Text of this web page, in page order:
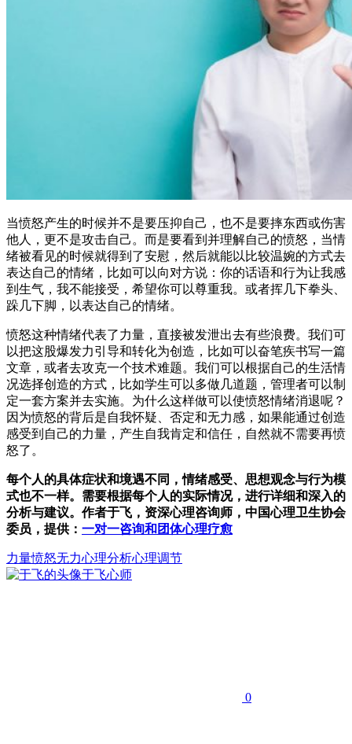
当愤怒产生的时候并不是要压抑自己，也不是要摔东西或伤害
他人，更不是攻击自己。而是要看到并理解自己的愤怒，当情
绪被看见的时候就得到了安慰，然后就能以比较温婉的方式去
表达自己的情绪，比如可以向对方说：你的话语和行为让我感
到生气，我不能接受，希望你可以尊重我。或者挥几下拳头、
跺几下脚，以表达自己的情绪。
愤怒这种情绪代表了力量，直接被发泄出去有些浪费。我们可
以把这股爆发力引导和转化为创造，比如可以奋笔疾书写一篇
文章，或者去攻克一个技术难题。我们可以根据自己的生活情
况选择创造的方式，比如学生可以多做几道题，管理者可以制
定一套方案并去实施。为什么这样做可以使愤怒情绪消退呢？
因为愤怒的背后是自我怀疑、否定和无力感，如果能通过创造
感受到自己的力量，产生自我肯定和信任，自然就不需要再愤
怒了。
每个人的具体症状和境遇不同，情绪感受、思想观念与行为模
式也不一样。需要根据每个人的实际情况，进行详细和深入的
分析与建议。作者于飞，资深心理咨询师，中国心理卫生协会
委员，提供： 一对一咨询和团体心理疗愈
力量愤怒无力心理分析心理调节
于飞心师
0